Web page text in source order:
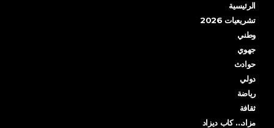
الرئيسية
تشريعيات 2026
وطني
جهوي
حوادث
دولي
رياضة
ثقافة
مزاد… كاب ديزاد